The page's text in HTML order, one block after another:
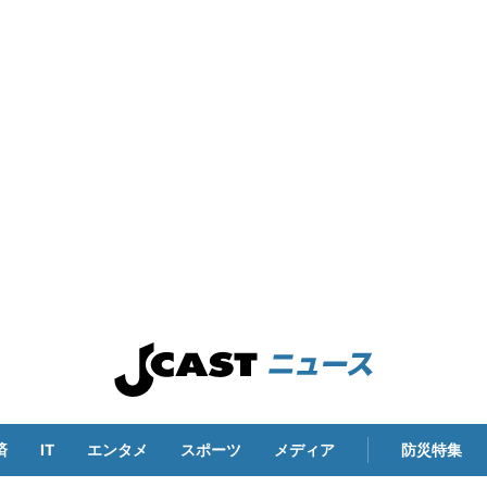
IT エンタメ スポーツ メディア 防災特集